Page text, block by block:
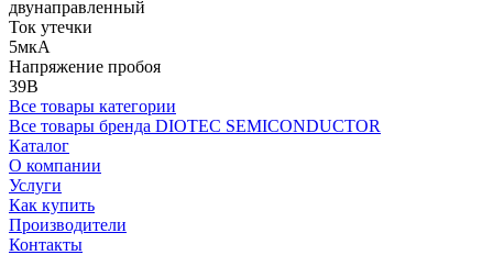
двунаправленный
Ток утечки
5мкА
Напряжение пробоя
39В
Все товары категории
Все товары бренда DIOTEC SEMICONDUCTOR
Каталог
О компании
Услуги
Как купить
Производители
Контакты